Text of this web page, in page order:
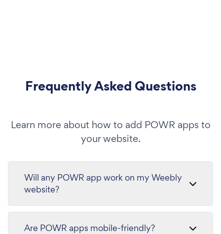
Frequently Asked Questions
Learn more about how to add POWR apps to
your website.
Will any POWR app work on my Weebly
website?
Are POWR apps mobile-friendly?